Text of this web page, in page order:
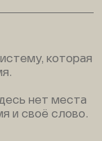
которая
нет места
и своё слово.